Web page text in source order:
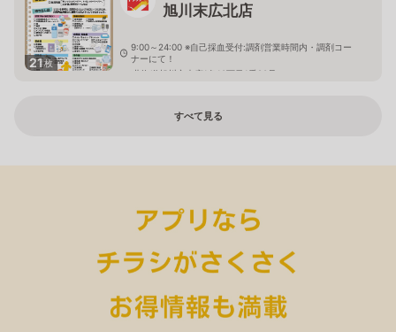
21枚
旭川末広北店
9:00～24:00 ※自己採血受付:調剤営業時間内・調剤コー
ナーにて！
北海道旭川市末広1条10丁目1番20号
すべて見る